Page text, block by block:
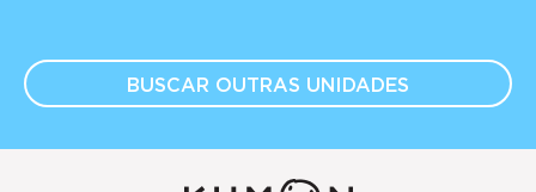
BUSCAR OUTRAS UNIDADES